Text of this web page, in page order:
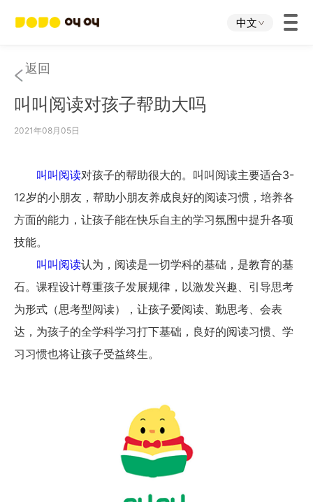
中文
首页
叫叫App
关于我们
下载中心
返回
叫叫阅读对孩子帮助大吗
2021年08月05日
叫叫阅读对孩子的帮助很大的。叫叫阅读主要适合3-
12岁的小朋友，帮助小朋友养成良好的阅读习惯，培养各
方面的能力，让孩子能在快乐自主的学习氛围中提升各项
技能。
叫叫阅读认为，阅读是一切学科的基础，是教育的基
石。课程设计尊重孩子发展规律，以激发兴趣、引导思考
为形式（思考型阅读），让孩子爱阅读、勤思考、会表
达，为孩子的全学科学习打下基础，良好的阅读习惯、学
习习惯也将让孩子受益终生。